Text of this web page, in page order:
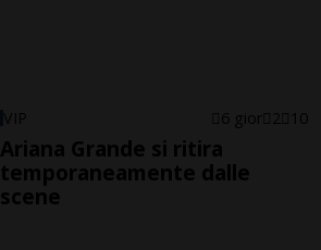
VIP 6 gior 2 10
Ariana Grande si ritira
temporaneamente dalle
scene